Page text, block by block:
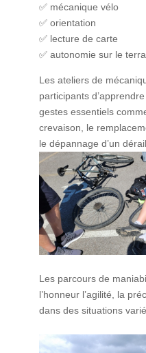
✅ mécanique vélo
✅ orientation
✅ lecture de carte
✅ autonomie sur le
Les ateliers de
participants
gestes essentiels
crevaison, le
le dépannage d’un
Les parcours de
l’honneur l’agilité, la
dans des situations